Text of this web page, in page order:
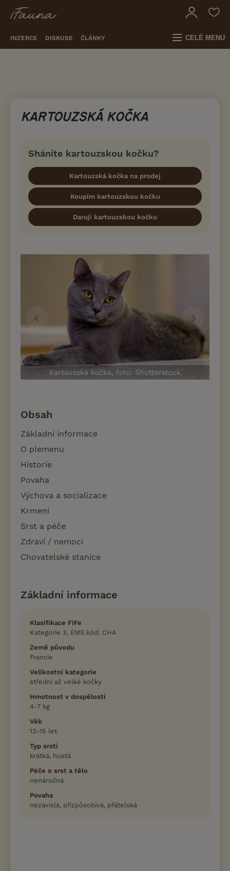
INZERCE DISKUSE ČLÁNKY CELÉ MENU
KARTOUZSKÁ KOČKA
Sháníte kartouzskou kočku?
Kartouzská kočka na prodej
Koupím kartouzskou kočku
Daruji kartouzskou kočku
Kartouzská kočka, foto: Shutterstock
Obsah
Základní informace
O plemenu
Historie
Povaha
Výchova a socializace
Krmení
Srst a péče
Zdraví / nemoci
Chovatelské stanice
Základní informace
Klasifikace FIFe
Kategorie 3, EMS kód: CHA
Země původu
Francie
Velikostní kategorie
střední až velké kočky
Hmotnost v dospělosti
4-7 kg
Věk
13-15 let
Typ srsti
krátká, hustá
Péče o srst a tělo
nenáročná
Povaha
nezávislá, přizpůsobivá, přátelská